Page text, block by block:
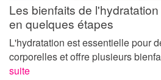
Les bienfaits de
en quelques étapes
L'hydratation est essentielle pour
corporelles et offre plusieurs
suite